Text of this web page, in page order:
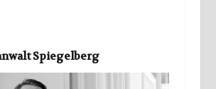
Spiegelberg